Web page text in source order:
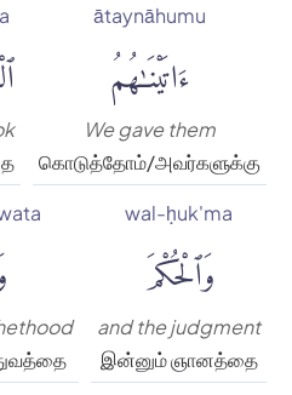
ātaynāhumu
ءَاتَيْنَٰهُمُ
We gave them
கொடுத்தோம்/அவர்களுக்கு
wal-ḥuk'ma
وَٱلْحُكْمَ
and the judgment
இன்னும் ஞானத்தை